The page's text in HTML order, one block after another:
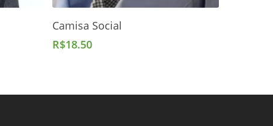
Adicionar Ao Carrinho
Camisa Social
R$18.50